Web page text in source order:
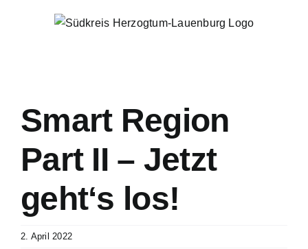
Smart Region
Part II – Jetzt
geht‘s los!
2. April 2022